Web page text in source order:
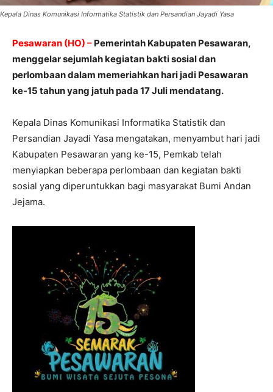
Kepala Dinas Komunikasi Informatika Statistik dan Persandian Jayadi Yasa
Pesawaran (HO) – Pemerintah Kabupaten Pesawaran,
menggelar sejumlah kegiatan bakti sosial dan
perlombaan dalam memeriahkan hari jadi Pesawaran
ke-15 tahun yang jatuh pada 17 Juli mendatang.
Kepala Dinas Komunikasi Informatika Statistik dan
Persandian Jayadi Yasa mengatakan, menyambut hari jadi
Kabupaten Pesawaran yang ke-15, Pemkab telah
menyiapkan beberapa perlombaan dan kegiatan bakti
sosial yang diperuntukkan bagi masyarakat Bumi Andan
Jejama.